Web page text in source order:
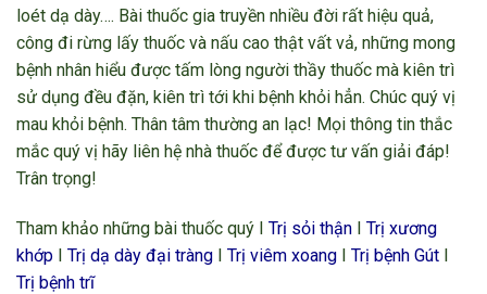
loét dạ dày…. Bài thuốc gia truyền nhiều đời rất hiệu quả,
công đi rừng lấy thuốc và nấu cao thật vất vả, những mong
bệnh nhân hiểu được tấm lòng người thầy thuốc mà kiên trì
sử dụng đều đặn, kiên trì tới khi bệnh khỏi hẳn. Chúc quý vị
mau khỏi bệnh. Thân tâm thường an lạc! Mọi thông tin thắc
mắc quý vị hãy liên hệ nhà thuốc để được tư vấn giải đáp!
Trân trọng!
Tham khảo những bài thuốc quý I Trị sỏi thận I Trị xương
khớp I Trị dạ dày đại tràng I Trị viêm xoang I Trị bệnh Gút I
Trị bệnh trĩ